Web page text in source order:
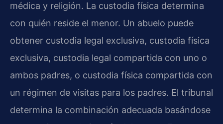
médica y religión. La custodia física determina
con quién reside el menor. Un abuelo puede
obtener custodia legal exclusiva, custodia física
exclusiva, custodia legal compartida con uno o
ambos padres, o custodia física compartida con
un régimen de visitas para los padres. El tribunal
determina la combinación adecuada basándose